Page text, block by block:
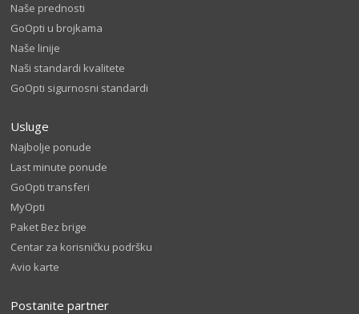
Naše prednosti
GoOpti u brojkama
Naše linije
Naši standardi kvalitete
GoOpti sigurnosni standardi
Usluge
Najbolje ponude
Last minute ponude
GoOpti transferi
MyOpti
Paket Bez brige
Centar za korisničku podršku
Avio karte
Postanite partner